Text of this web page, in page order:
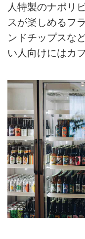
人特製のナポリ
スが楽しめるフ
ンドチップスな
い人向けにはカ